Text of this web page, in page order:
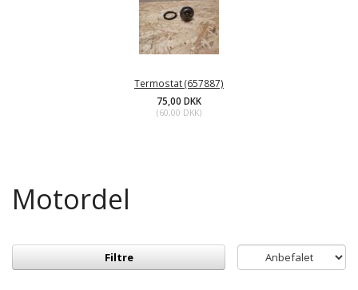
Termostat (657887)
75,00 DKK
(60,00 DKK)
Motordel
Filtre